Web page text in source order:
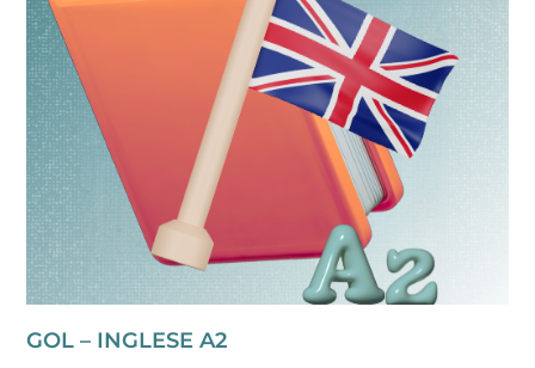
GOL – INGLESE A2